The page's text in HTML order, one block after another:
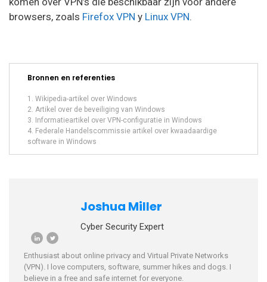
browsers, zoals Firefox VPN y Linux VPN.
Bronnen en referenties
Wikipedia-artikel over Windows
Artikel over de beveiliging van Windows
Informatieartikel over VPN-configuratie in Windows
Federale Handelscommissie artikel over kwaadaardige
software in Windows
Joshua Miller
Cyber Security Expert
Enthusiast about online privacy and Virtual Private Networks
(VPN). I love computers, software, summer hikes and dogs. I
believe in a free and safe internet for everyone.